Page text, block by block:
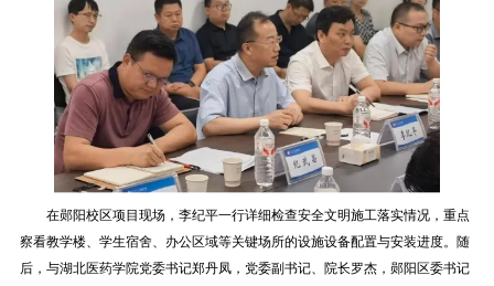
在郧阳校区项目现场，李纪平一行详细检查安全文明施工落实情况，重点
察看教学楼、学生宿舍、办公区域等关键场所的设施设备配置与安装进度。随
后，与湖北医药学院党委书记郑丹凤，党委副书记、院长罗杰，郧阳区委书记